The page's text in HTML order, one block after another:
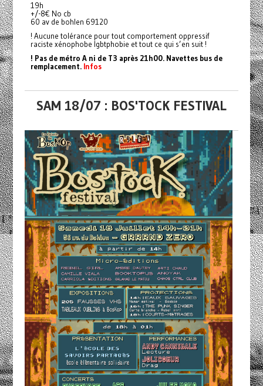
19h
+/-8€ No cb
60 av de bohlen 69120
! Aucune tolérance pour tout comportement oppressif
raciste xénophobe lgbtphobie et tout ce qui s’en suit !
! Pas de métro A ni de T3 après 21h00. Navettes bus de
remplacement. Infos
SAM 18/07 : BOS'TOCK FESTIVAL